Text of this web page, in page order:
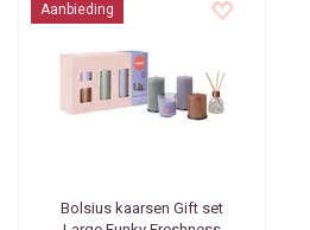
Aanbieding
Bolsius kaarsen Gift set